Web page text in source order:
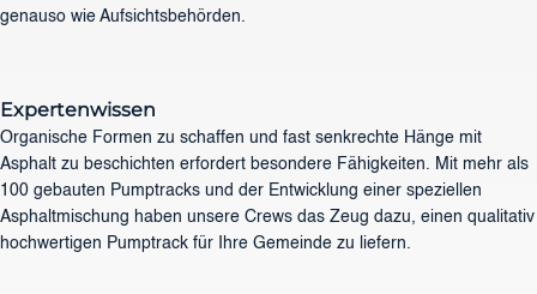
genauso wie Aufsichtsbehörden.
Expertenwissen
Organische Formen zu schaffen und fast senkrechte Hänge mit
Asphalt zu beschichten erfordert besondere Fähigkeiten. Mit mehr als
100 gebauten Pumptracks und der Entwicklung einer speziellen
Asphaltmischung haben unsere Crews das Zeug dazu, einen qualitativ
hochwertigen Pumptrack für Ihre Gemeinde zu liefern.